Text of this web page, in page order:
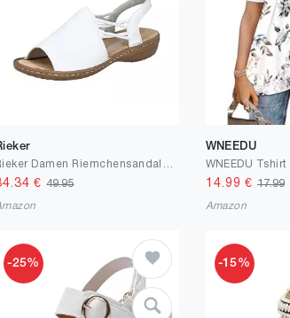
€49.95
WNEEDU
14.99 € 17.99
Amazon
-25% -15%